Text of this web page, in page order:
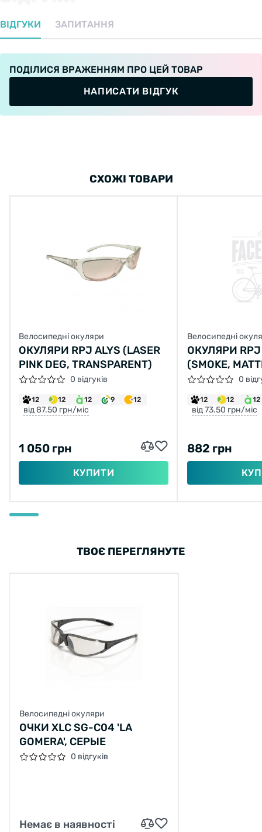
ВІДГУКИ ЗАПИТАННЯ
ПОДІЛИСЯ ВРАЖЕННЯМ ПРО ЦЕЙ ТОВАР
НАПИСАТИ ВІДГУК
СХОЖІ ТОВАРИ
Велосипедні окуляри
ОКУЛЯРИ RPJ ALYS (LASER
PINK DEG, TRANSPARENT)
0 відгуків
12 12 12 9 12
від 87.50 грн/міс
1 050 грн
КУПИТИ
Велосипедні
ОКУЛЯРИ RPJ
(SMOKE,
0
12 12 12
від 73.50 грн/міс
882 грн
ТВОЄ ПЕРЕГЛЯНУТЕ
Велосипедні окуляри
ОЧКИ XLC SG-C04 'LA
GOMERA', СЕРЫЕ
0 відгуків
Немає в наявності